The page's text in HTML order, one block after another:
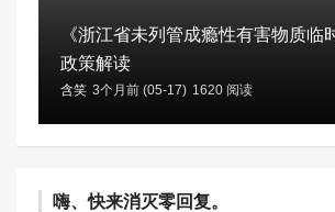
《浙江省未列管成瘾性有害物质临
政策解读
含笑 3个月前 (05-17) 1620 阅读
嗨、快来消灭零回复。